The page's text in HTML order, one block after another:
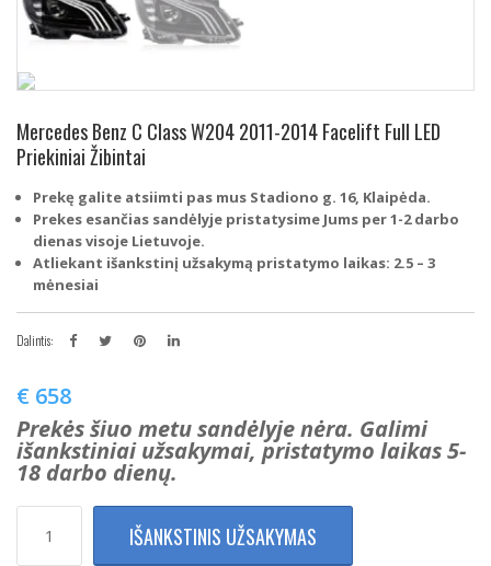
Mercedes Benz C Class W204 2011-2014 Facelift Full LED
Priekiniai Žibintai
Prekę galite atsiimti pas mus Stadiono g. 16, Klaipėda.
Prekes esančias sandėlyje pristatysime Jums per 1-2 darbo
dienas visoje Lietuvoje.
Atliekant išankstinį užsakymą pristatymo laikas: 2.5 – 3
mėnesiai
Dalintis:
€ 658
Prekės šiuo metu sandėlyje nėra. Galimi
išankstiniai užsakymai, pristatymo laikas 5-
18 darbo dienų.
kiekis:
IŠANKSTINIS UŽSAKYMAS